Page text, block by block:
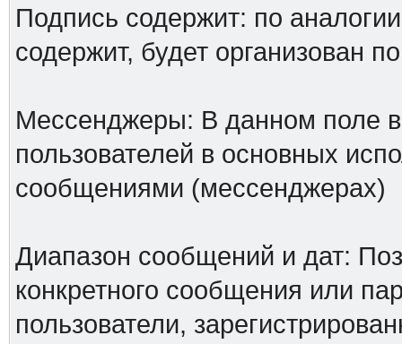
Подпись содержит: по
содержит, будет организован
Мессенджеры: В данном поле
пользователей в основных
сообщениями (мессенджерах)
Диапазон сообщений и дат:
конкретного сообщения или
пользователи,